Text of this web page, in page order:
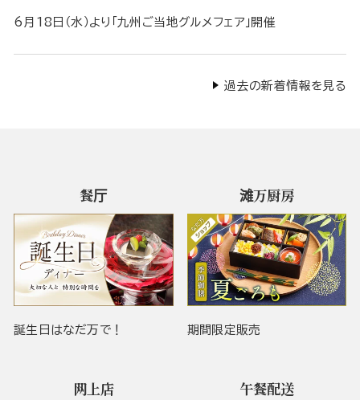
6月18日（水）より「九州ご当地グルメフェア」開催
過去の新着情報を見る
餐厅
誕生日はなだ万で！
滩万厨房
期間限定販売
网上店 午餐配送